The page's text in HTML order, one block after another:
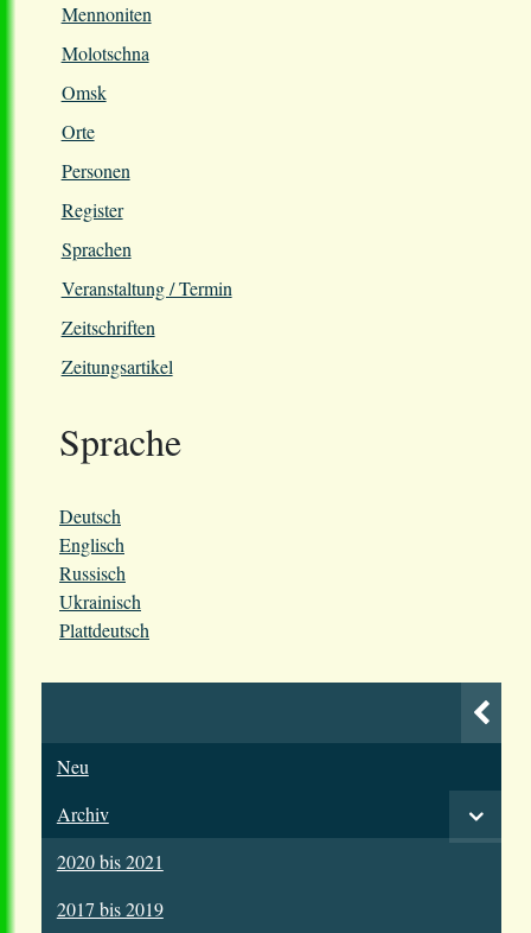
Mennoniten
Molotschna
Omsk
Orte
Personen
Register
Sprachen
Veranstaltung / Termin
Zeitschriften
Zeitungsartikel
Sprache
Deutsch
Englisch
Russisch
Ukrainisch
Plattdeutsch
Neu
Archiv
2020 bis 2021
2017 bis 2019